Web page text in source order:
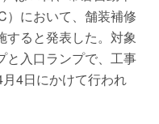
）において、舗装補修
すると発表した。対象
と入口ランプで、工事
4日にかけて行われ